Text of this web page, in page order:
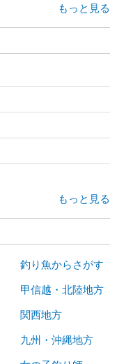
もっと見る
もっと見る
釣り魚からさがす
甲信越・北陸地方
関西地方
九州・沖縄地方